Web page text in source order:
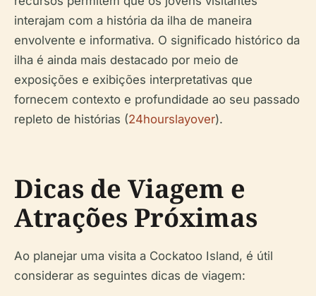
interajam com a história da ilha de maneira
envolvente e informativa. O significado histórico da
ilha é ainda mais destacado por meio de
exposições e exibições interpretativas que
fornecem contexto e profundidade ao seu passado
repleto de histórias (24hourslayover).
Dicas de Viagem e
Atrações Próximas
Ao planejar uma visita a Cockatoo Island, é útil
considerar as seguintes dicas de viagem: